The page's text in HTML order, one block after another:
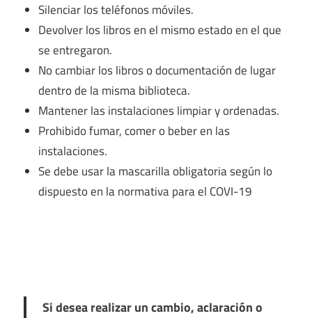
Silenciar los teléfonos móviles.
Devolver los libros en el mismo estado en el que
se entregaron.
No cambiar los libros o documentación de lugar
dentro de la misma biblioteca.
Mantener las instalaciones limpiar y ordenadas.
Prohibido fumar, comer o beber en las
instalaciones.
Se debe usar la mascarilla obligatoria según lo
dispuesto en la normativa para el COVI-19
Si desea realizar un cambio, aclaración o